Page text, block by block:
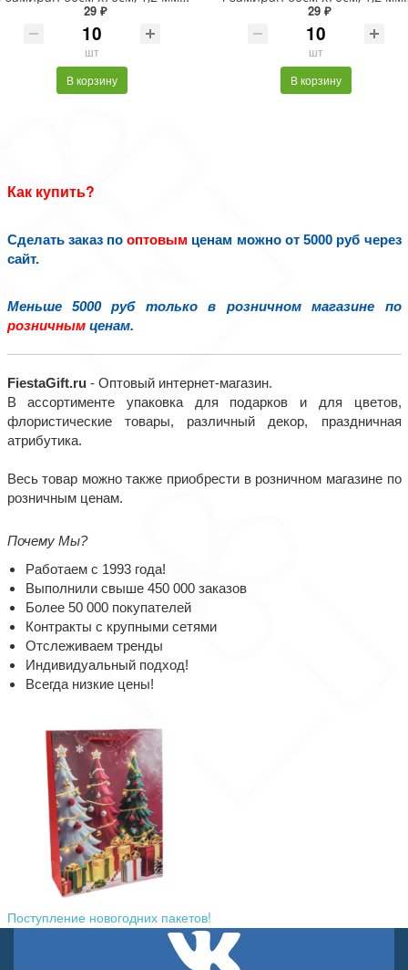
29 ₽
шт
В корзину
29 ₽
шт
В корзину
Как купить?
Сделать заказ пооптовым ценам можно от 5000 руб через
сайт.
Меньше 5000 руб только в розничном магазине по
розничнымценам.
FiestaGift.ru - Оптовый интернет-магазин.
В ассортименте упаковка для подарков и для цветов,
флористические товары, различный декор, праздничная
атрибутика.
Весь товар можно также приобрести в розничном магазине по
розничным ценам.
Почему Мы?
Работаем с 1993 года!
Выполнили свыше 450 000 заказов
Более 50 000 покупателей
Контракты с крупными сетями
Отслеживаем тренды
Индивидуальный подход!
Всегда низкие цены!
Поступление новогодних пакетов!